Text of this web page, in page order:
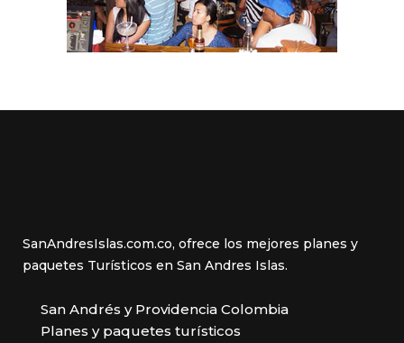
SanAndresIslas.com.co, ofrece los mejores planes y
paquetes Turísticos en San Andres Islas.
San Andrés y Providencia Colombia
Planes y paquetes turísticos